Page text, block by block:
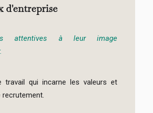
d'entreprise
attentives à leur image
travail qui incarne les valeurs et